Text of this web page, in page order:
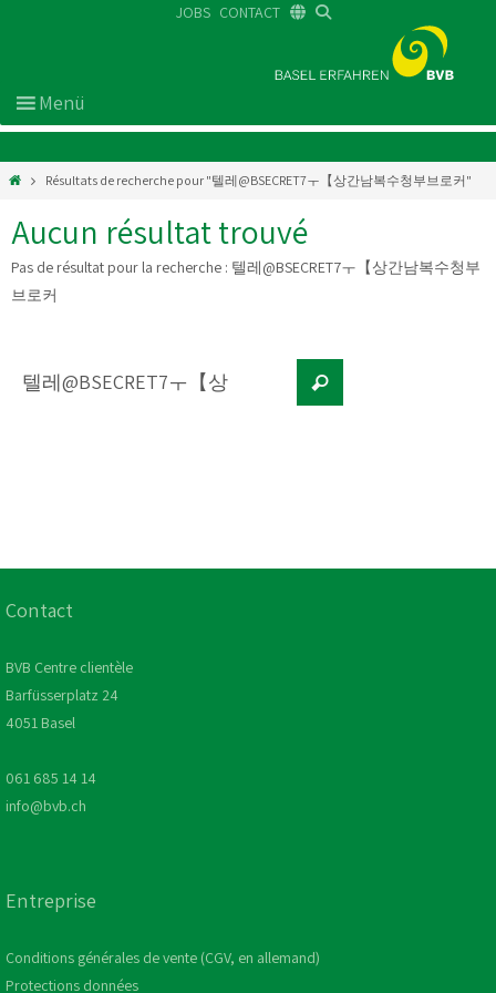
JOBS CONTACT
Résultats de recherche pour "텔레@BSECRET7ㅜ【상간남복수청부브로커"
Aucun résultat trouvé
Pas de résultat pour la recherche : 텔레@BSECRET7ㅜ【상간남복수청부
브로커
Contact
BVB Centre clientèle
Barfüsserplatz 24
4051 Basel
061 685 14 14
info@bvb.ch
Entreprise
Conditions générales de vente (CGV, en allemand)
Protections données